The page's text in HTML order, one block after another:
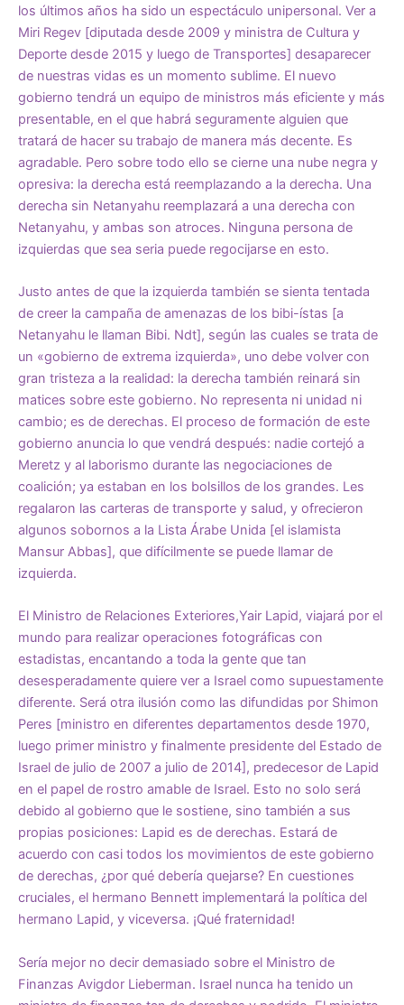
los últimos años ha sido un espectáculo unipersonal. Ver a
Miri Regev [diputada desde 2009 y ministra de Cultura y
Deporte desde 2015 y luego de Transportes] desaparecer
de nuestras vidas es un momento sublime. El nuevo
gobierno tendrá un equipo de ministros más eficiente y más
presentable, en el que habrá seguramente alguien que
tratará de hacer su trabajo de manera más decente. Es
agradable. Pero sobre todo ello se cierne una nube negra y
opresiva: la derecha está reemplazando a la derecha. Una
derecha sin Netanyahu reemplazará a una derecha con
Netanyahu, y ambas son atroces. Ninguna persona de
izquierdas que sea seria puede regocijarse en esto.
Justo antes de que la izquierda también se sienta tentada
de creer la campaña de amenazas de los bibi-ístas [a
Netanyahu le llaman Bibi. Ndt], según las cuales se trata de
un «gobierno de extrema izquierda», uno debe volver con
gran tristeza a la realidad: la derecha también reinará sin
matices sobre este gobierno. No representa ni unidad ni
cambio; es de derechas. El proceso de formación de este
gobierno anuncia lo que vendrá después: nadie cortejó a
Meretz y al laborismo durante las negociaciones de
coalición; ya estaban en los bolsillos de los grandes. Les
regalaron las carteras de transporte y salud, y ofrecieron
algunos sobornos a la Lista Árabe Unida [el islamista
Mansur Abbas], que difícilmente se puede llamar de
izquierda.
El Ministro de Relaciones Exteriores,Yair Lapid, viajará por el
mundo para realizar operaciones fotográficas con
estadistas, encantando a toda la gente que tan
desesperadamente quiere ver a Israel como supuestamente
diferente. Será otra ilusión como las difundidas por Shimon
Peres [ministro en diferentes departamentos desde 1970,
luego primer ministro y finalmente presidente del Estado de
Israel de julio de 2007 a julio de 2014], predecesor de Lapid
en el papel de rostro amable de Israel. Esto no solo será
debido al gobierno que le sostiene, sino también a sus
propias posiciones: Lapid es de derechas. Estará de
acuerdo con casi todos los movimientos de este gobierno
de derechas, ¿por qué debería quejarse? En cuestiones
cruciales, el hermano Bennett implementará la política del
hermano Lapid, y viceversa. ¡Qué fraternidad!
Sería mejor no decir demasiado sobre el Ministro de
Finanzas Avigdor Lieberman. Israel nunca ha tenido un